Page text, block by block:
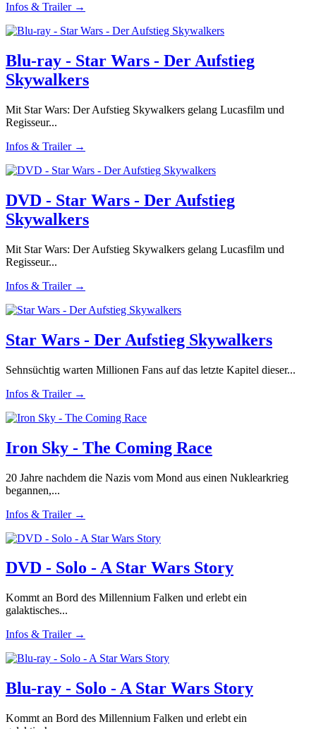
Infos & Trailer →
Blu-ray - Star Wars - Der Aufstieg
Skywalkers
Mit Star Wars: Der Aufstieg Skywalkers gelang Lucasfilm und
Regisseur...
Infos & Trailer →
DVD - Star Wars - Der Aufstieg
Skywalkers
Mit Star Wars: Der Aufstieg Skywalkers gelang Lucasfilm und
Regisseur...
Infos & Trailer →
Star Wars - Der Aufstieg Skywalkers
Sehnsüchtig warten Millionen Fans auf das letzte Kapitel dieser...
Infos & Trailer →
Iron Sky - The Coming Race
20 Jahre nachdem die Nazis vom Mond aus einen Nuklearkrieg
begannen,...
Infos & Trailer →
DVD - Solo - A Star Wars Story
Kommt an Bord des Millennium Falken und erlebt ein
galaktisches...
Infos & Trailer →
Blu-ray - Solo - A Star Wars Story
Kommt an Bord des Millennium Falken und erlebt ein